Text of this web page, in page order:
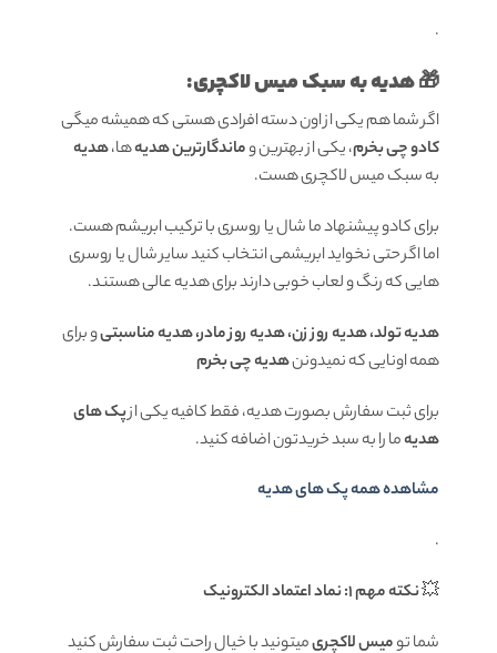
.
🎁 هدیه به سبک میس لاکچری:
اگر شما هم یکی از اون دسته افرادی هستی که همیشه میگی
کادو چی بخرم، یکی از بهترین وماندگارترین هدیهها،هدیه
به سبک میس لاکچری هست.
برای کادو پیشنهاد ما شال یا روسری با ترکیب ابریشم هست.
اما اگر حتی نخواید ابریشمی انتخاب کنید سایر شال یا روسری
هایی که رنگ و لعاب خوبی دارند برای هدیه عالی هستند.
هدیه تولد، هدیه روز زن، هدیه روز مادر، هدیه مناسبتیو برای
همه اونایی که نمیدوننهدیه چی بخرم
برای ثبت سفارش بصورت هدیه، فقط کافیه یکی ازپک های
هدیهما را به سبد خریدتون اضافه کنید.
مشاهده همه پک های هدیه
.
💥نکته مهم 1: نماد اعتماد الکترونیک
شما تومیس لاکچریمیتونید با خیال راحت ثبت سفارش کنید